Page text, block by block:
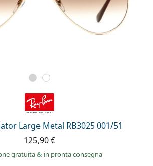
Large Metal RB3025 001/51
125,90 €
gratuita& in pronta consegna